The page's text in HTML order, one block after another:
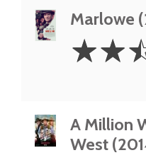
Marlowe
2.5
Stars
☆☆
A Million
West